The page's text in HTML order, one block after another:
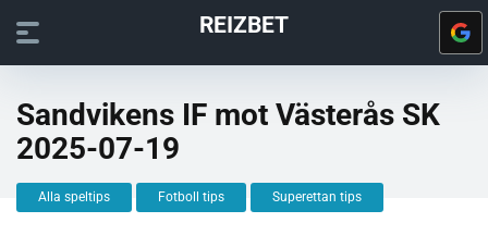
REIZBET
Sandvikens IF mot Västerås SK
2025-07-19
Alla speltips Fotboll tips Superettan tips